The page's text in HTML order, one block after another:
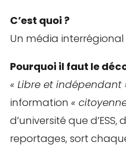
C’est quoi ?
Un média
Pourquoi il faut le
« Libre et indépendant
information «
d’université que
reportages, sort